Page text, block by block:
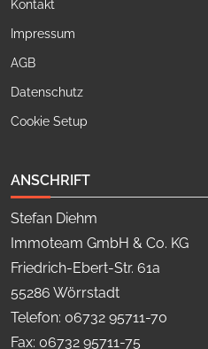
Kontakt
Impressum
AGB
Datenschutz
Cookie Setup
ANSCHRIFT
Stefan Diehm
Immoteam GmbH & Co. KG
Friedrich-Ebert-Str. 61a
55286 Wörrstadt
Telefon: 06732 95711-70
Fax: 06732 95711-75